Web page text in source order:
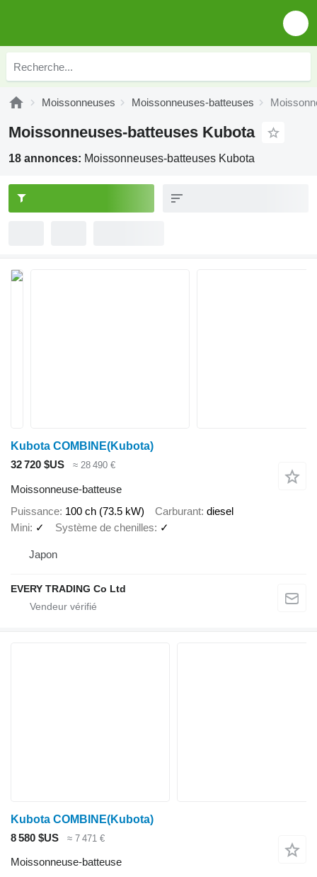
Moissonneuses Moissonneuses-batteuses
Moissonneuses-batteuses Kubota
18 annonces: Moissonneuses-batteuses Kubota
Kubota COMBINE(Kubota)
32 720 $US
≈ 28 490 €
Moissonneuse-batteuse
Puissance 100 ch (73.5 kW) Carburant diesel
Mini ✓ Système de chenilles ✓
Japon
EVERY TRADING Co Ltd
Kubota COMBINE(Kubota)
8 580 $US
≈ 7 471 €
Moissonneuse-batteuse